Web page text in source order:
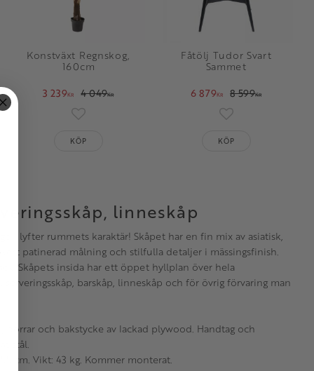
Konstväxt Regnskog,
160cm
3 239KR 4 049KR
KÖP
Fåtölj Tudor Svart
Sammet
6 879KR 8 599KR
Lägg till i
KÖP
linneskåp
lyfter rummets karaktär! Skåpet har en fin mix av asiatisk,
patinerad målning och stilfulla detaljer i mässingsfinish.
Skåpets insida har ett öppet hyllplan över hela
barskåp, linneskåp och för övrig förvaring man
dörrar och bakstycke av lackad plywood. Handtag och
stål.
cm. Vikt: 43 kg. Kommer monterat.